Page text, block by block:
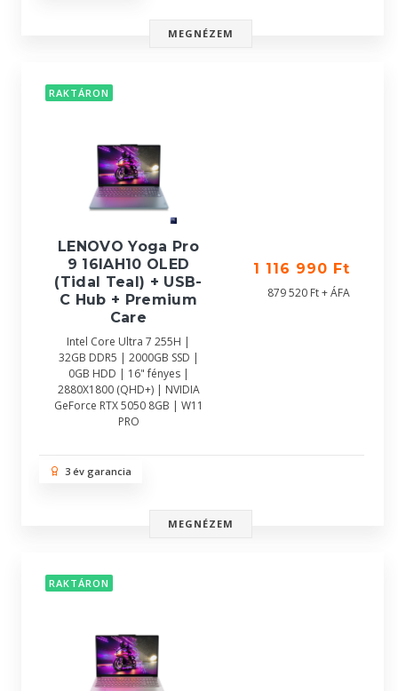
MEGNÉZEM
RAKTÁRON
LENOVO Yoga Pro
9 16IAH10 OLED
(Tidal Teal) + USB-
C Hub + Premium
Care
Intel Core Ultra 7 255H |
32GB DDR5 | 2000GB SSD |
0GB HDD | 16" fényes |
2880X1800 (QHD+) | NVIDIA
GeForce RTX 5050 8GB | W11
PRO
1 116 990 Ft
879 520 Ft + ÁFA
3 év garancia
MEGNÉZEM
RAKTÁRON